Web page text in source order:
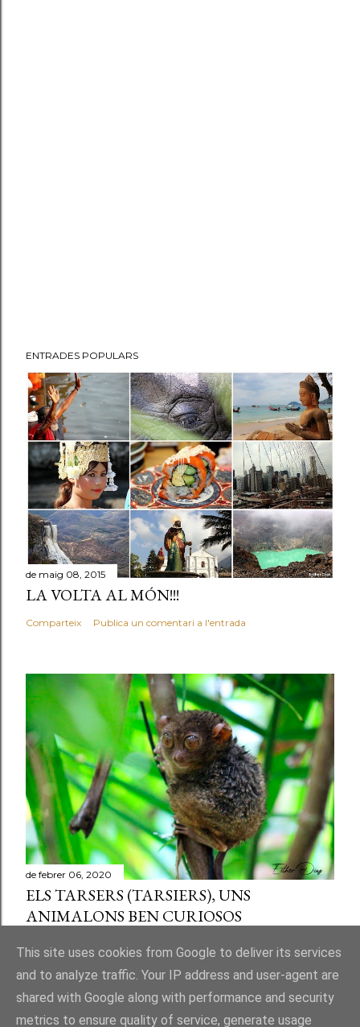
ENTRADES POPULARS
de maig 08, 2015
LA VOLTA AL MÓN!!!
Comparteix Publica un comentari a l'entrada
de febrer 06, 2020
ELS TARSERS (TARSIERS), UNS
ANIMALONS BEN CURIOSOS
Publica un comentari a l'entrada
This site uses cookies from Google to deliver its services
and to analyze traffic. Your IP address and user-agent are
shared with Google along with performance and security
metrics to ensure quality of service, generate usage